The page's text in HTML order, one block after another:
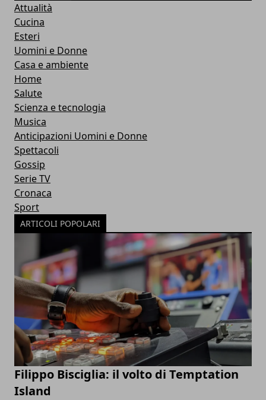
Attualità
Cucina
Esteri
Uomini e Donne
Casa e ambiente
Home
Salute
Scienza e tecnologia
Musica
Anticipazioni Uomini e Donne
Spettacoli
Gossip
Serie TV
Cronaca
Sport
ARTICOLI POPOLARI
Filippo Bisciglia: il volto di Temptation
Island